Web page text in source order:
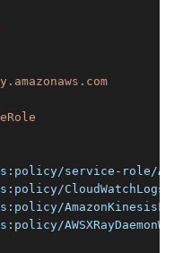
service-role/